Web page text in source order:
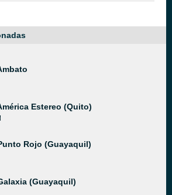
Estereo (Quito)
Rojo (Guayaquil)
(Guayaquil)